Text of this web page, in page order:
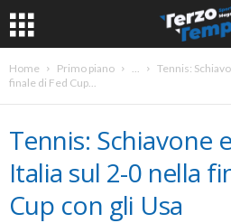
Home Primo piano ...
Tennis:
finale di Fed Cup...
Tennis: Schiavone
Italia sul 2-0 nella
Cup con gli Usa